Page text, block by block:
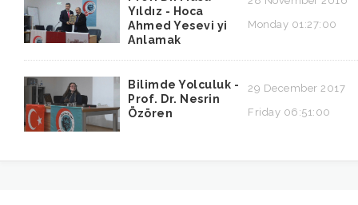
Yıldız - Hoca
Ahmed Yesevi yi
Anlamak
Monday 01:27:00
Bilimde Yolculuk -
Prof. Dr. Nesrin
Özören
29 December 2017
Friday 06:51:00